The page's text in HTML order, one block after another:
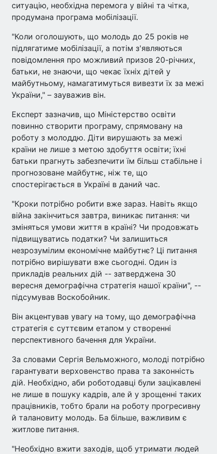
ситуацію, необхідна перемога у війні та чітка,
продумана програма мобілізації.
"Коли оголошують, що молодь до 25 років не
підлягатиме мобілізації, а потім з'являються
повідомлення про можливий призов 20-річних,
батьки, не знаючи, що чекає їхніх дітей у
майбутньому, намагатимуться вивезти їх за межі
України," – зауважив він.
Експерт зазначив, що Міністерство освіти
повинно створити програму, спрямовану на
роботу з молоддю. Діти вирушають за межі
країни не лише з метою здобуття освіти; їхні
батьки прагнуть забезпечити їм більш стабільне і
прогнозоване майбутнє, ніж те, що
спостерігається в Україні в даний час.
"Кроки потрібно робити вже зараз. Навіть якщо
війна закінчиться завтра, виникає питання: чи
зміняться умови життя в країні? Чи продовжать
підвищуватись податки? Чи залишиться
незрозумілим економічне майбутнє? Ці питання
потрібно вирішувати вже сьогодні. Один із
прикладів реальних дій -- затверджена 30
вересня демографічна стратегія нашої країни", --
підсумував Воскобойник.
Він акцентував увагу на тому, що демографічна
стратегія є суттєвим етапом у створенні
перспективного бачення для України.
За словами Сергія Вельможного, молоді потрібно
гарантувати верховенство права та законність
дій. Необхідно, аби роботодавці були зацікавлені
не лише в пошуку кадрів, але й у зрощенні таких
працівників, тобто брали на роботу прогресивну
й талановиту молодь. Ба більше, важливим є
житлове питання.
"Необхідно вжити заходів, щоб утримати людей